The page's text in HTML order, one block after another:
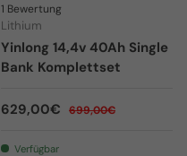
1 Bewertung
Lithium
Yinlong 14,4v 40Ah Single
Bank Komplettset
Verkaufspreis
629,00€ Normaler Preis
699,00€
Verfügbar